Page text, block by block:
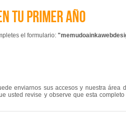
tu primer año
el formulario:
enviarnos sus accesos y nuestra área
usted revise y observe que esta completo